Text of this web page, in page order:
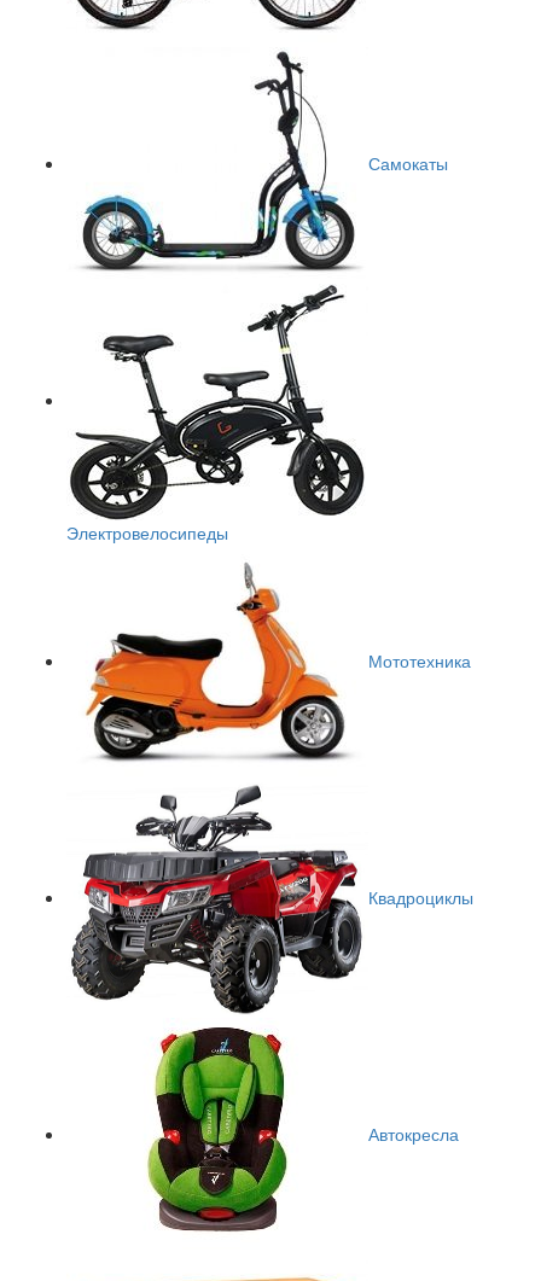
Самокаты
Электровелосипеды
Мототехника
Квадроциклы
Автокресла